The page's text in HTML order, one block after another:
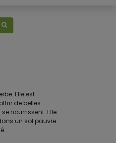
Elle est
de belles
nourrissent. Elle
un sol pauvre.